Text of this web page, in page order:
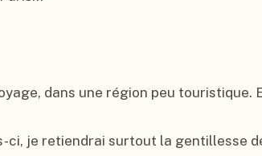
dans une région peu touristique.
ci, je retiendrai surtout la gentillesse